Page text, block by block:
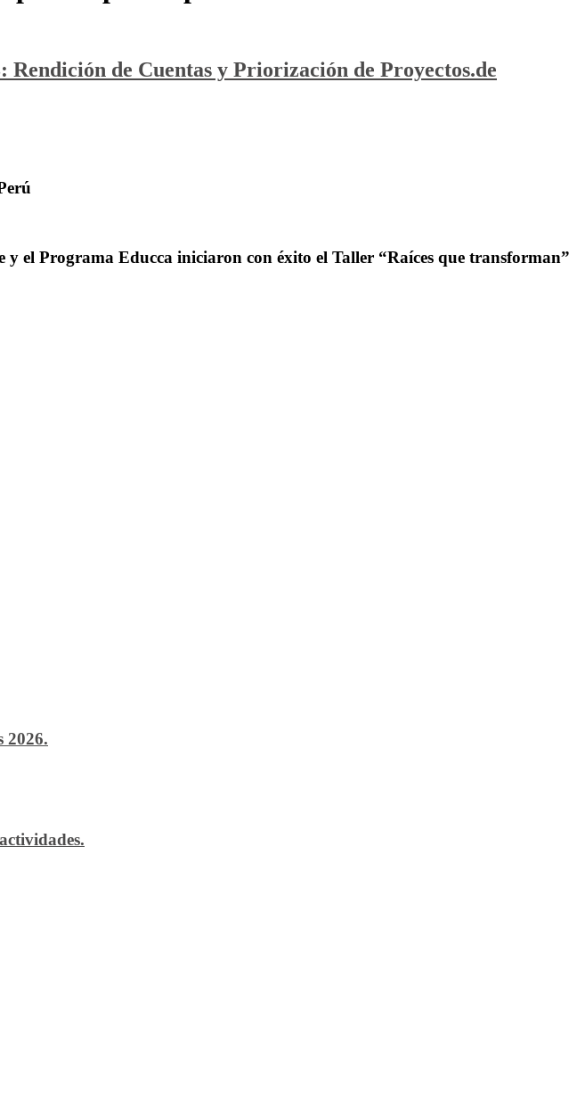
de Cuentas y Priorización de Proyectos.de
el Programa Educca iniciaron con éxito el Taller “Raíces que transforman”
2026.